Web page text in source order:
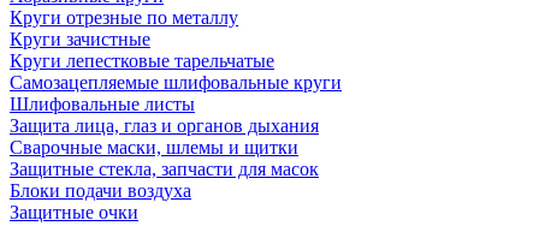
Круги отрезные по металлу
Круги зачистные
Круги лепестковые тарельчатые
Самозацепляемые шлифовальные круги
Шлифовальные листы
Защита лица, глаз и органов дыхания
Сварочные маски, шлемы и щитки
Защитные стекла, запчасти для масок
Блоки подачи воздуха
Защитные очки